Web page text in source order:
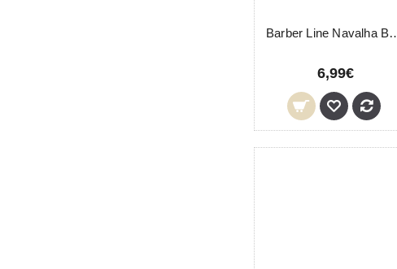
Barber Line Navalha
6,99€